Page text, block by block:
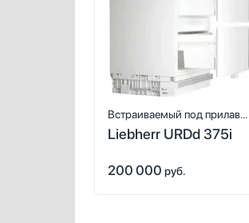
Встраиваемый под прилавок
холодильник
Liebherr URDd 375i
200 000 руб.